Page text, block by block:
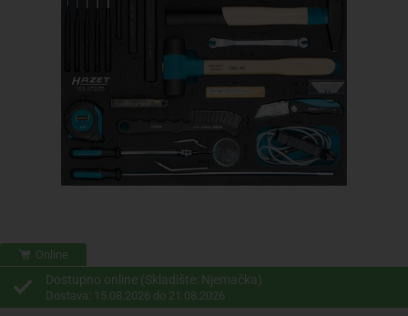
Online
Dostupno online (Skladište: Njemačka)
Dostava: 15.08.2026 do 21.08.2026